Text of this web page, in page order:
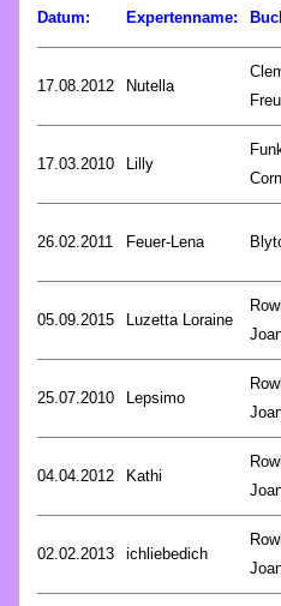
Datum: Expertenname:
17.08.2012 Nutella
17.03.2010 Lilly
26.02.2011 Feuer-Lena
05.09.2015 Luzetta Loraine
25.07.2010 Lepsimo
04.04.2012 Kathi
02.02.2013 ichliebedich